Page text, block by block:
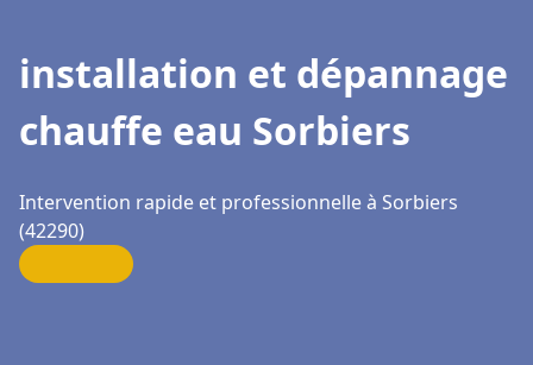
installation et dépannage
chauffe eau Sorbiers
Intervention rapide et professionnelle à Sorbiers
(42290)